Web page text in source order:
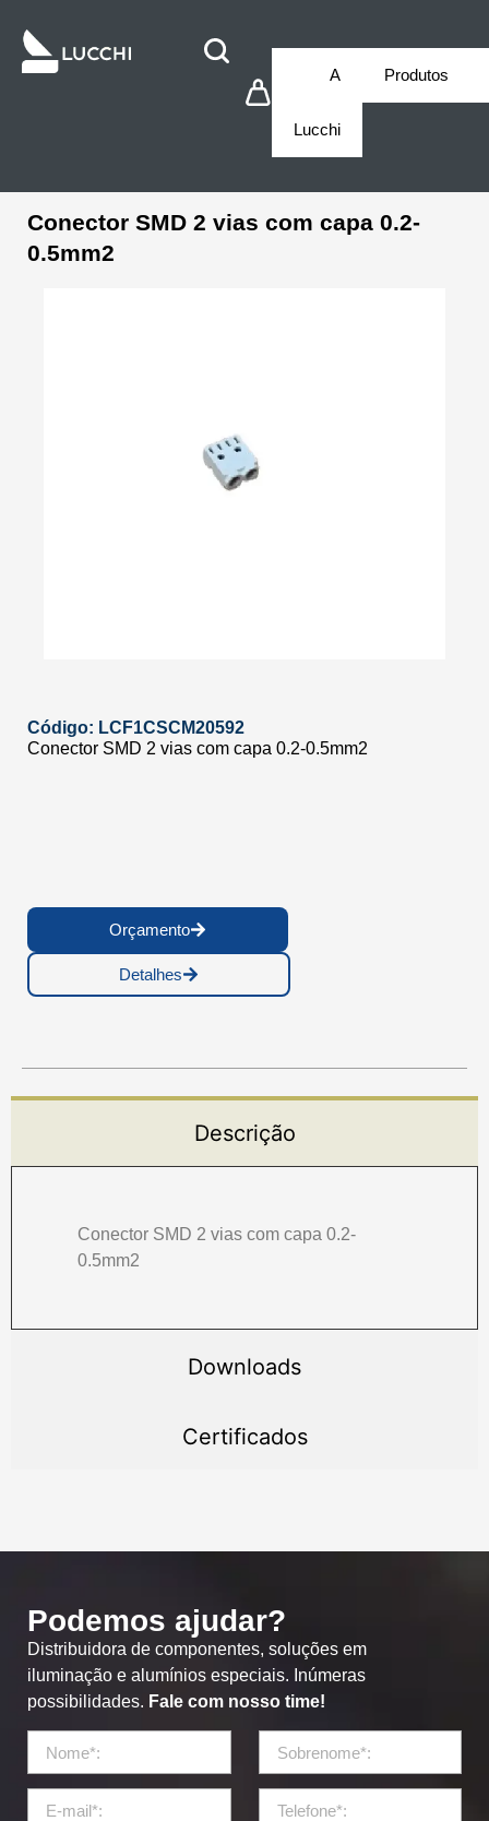
A
Lucchi
Produtos
Conector SMD 2 vias com capa 0.2-
0.5mm2
Código: LCF1CSCM20592
Conector SMD 2 vias com capa 0.2-0.5mm2
Orçamento
Detalhes
Descrição
Downloads
Certificados
Conector SMD 2 vias com capa 0.2-
0.5mm2
Podemos ajudar?
Distribuidora de componentes, soluções em
iluminação e alumínios especiais. Inúmeras
possibilidades. Fale com nosso time!